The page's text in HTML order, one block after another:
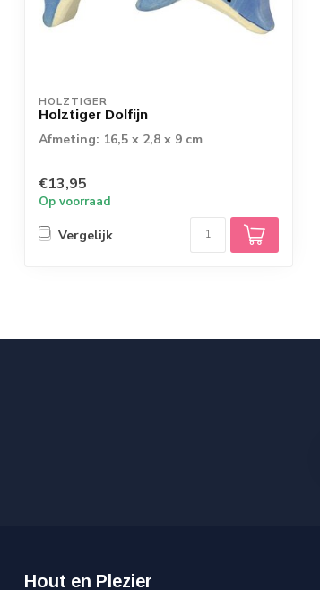
HOLZTIGER
Holztiger Dolfijn
Afmeting: 16,5 x 2,8 x 9 cm
€13,95
Op voorraad
Vergelijk
Hout en Plezier